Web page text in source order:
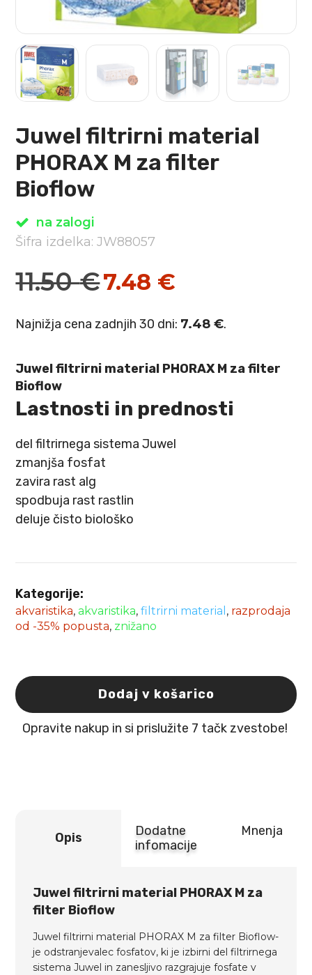
Juwel filtrirni material
PHORAX M za filter
Bioflow
na zalogi
Šifra izdelka: JW88057
11.50€
Izvirna
cena
11.50 €.
7.48 €
Trenutna
cena
7.48 €.
Najnižja cena zadnjih 30 dni: 7.48€.
Juwel filtrirni material PHORAX M za filter
Bioflow
Lastnosti in prednosti
del filtrirnega sistema Juwel
zmanjša fosfat
zavira rast alg
spodbuja rast rastlin
deluje čisto biološko
Kategorije:
akvaristika,akvaristika,filtrirni material , razprodaja
od -35% popusta, znižano
Juwel
filtrirni
material
PHORAX
Dodaj v košarico
Opravite nakup in si prislužite 7 tačk zvestobe!
Opis
Dodatne
infomacije
Mnenja
Juwel filtrirni material PHORAX M za
filter Bioflow
Juwel filtrirni material PHORAX M za filter Bioflow-
je odstranjevalec fosfatov, ki je izbirni del filtrirnega
sistema Juwel in zanesljivo razgrajuje fosfate v